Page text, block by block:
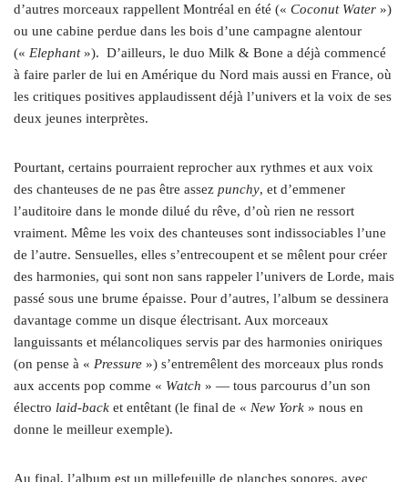
d’autres morceaux rappellent Montréal en été (« Coconut Water »)
ou une cabine perdue dans les bois d’une campagne alentour
(« Elephant»). D’ailleurs, le duo Milk & Bone a déjà commencé
à faire parler de lui en Amérique du Nord mais aussi en France, où
les critiques positives applaudissent déjà l’univers et la voix de ses
deux jeunes interprètes.
Pourtant, certains pourraient reprocher aux rythmes et aux voix
des chanteuses de ne pas être assez punchy, et d’emmener
l’auditoire dans le monde dilué du rêve, d’où rien ne ressort
vraiment. Même les voix des chanteuses sont indissociables l’une
de l’autre. Sensuelles, elles s’entrecoupent et se mêlent pour créer
des harmonies, qui sont non sans rappeler l’univers de Lorde, mais
passé sous une brume épaisse. Pour d’autres, l’album se dessinera
davantage comme un disque électrisant. Aux morceaux
languissants et mélancoliques servis par des harmonies oniriques
(on pense à « Pressure ») s’entremêlent des morceaux plus ronds
aux accents pop comme « Watch » — tous parcourus d’un son
électro laid-back et entêtant (le final de « New York » nous en
donne le meilleur exemple).
Au final, l’album est un millefeuille de planches sonores, avec